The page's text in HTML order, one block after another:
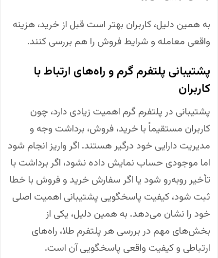
به همین دلیل، کاربران بهتر است قبل از خرید، هزینه
واقعی معامله و شرایط فروش را هم بررسی کنند.
پشتیبانی پلتفرم گرم و راه‌های ارتباط با
کاربران
پشتیبانی در پلتفرم گرم اهمیت زیادی دارد، چون
کاربران مستقیماً با خرید، فروش، برداشت وجه و
مدیریت دارایی خود درگیر هستند. اگر واریز انجام شود
اما موجودی حساب نمایش داده نشود، اگر برداشت با
تأخیر روبه‌رو شود یا اگر سفارش خرید و فروش با خطا
ثبت شود، کیفیت پاسخگویی پشتیبانی اهمیت اصلی
خود را نشان می‌دهد. به همین دلیل، یکی از
بخش‌های مهم در بررسی هر پلتفرم طلا، راه‌های
ارتباطی و کیفیت واقعی پاسخگویی آن است.